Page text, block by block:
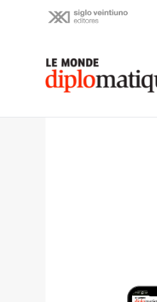
Le monde diplomatique